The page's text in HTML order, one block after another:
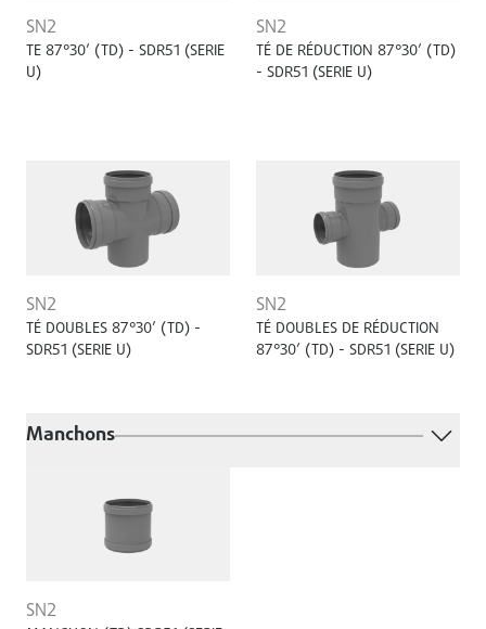
SN2
TE 87°30’ (TD) - SDR51 (SERIE
U)
SN2
TÉ DE RÉDUCTION 87°30’ (TD)
- SDR51 (SERIE U)
SN2
TÉ DOUBLES 87°30’ (TD) -
SDR51 (SERIE U)
SN2
TÉ DOUBLES DE RÉDUCTION
87°30’ (TD) - SDR51 (SERIE U)
Manchons
SN2